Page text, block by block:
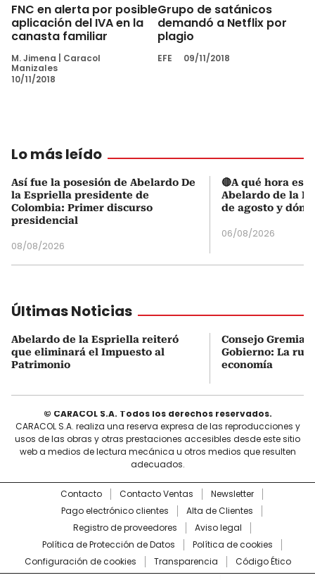
FNC en alerta por posible
aplicación del IVA en la
canasta familiar
M. Jimena
Caracol
Manizales
10/11/2018
Grupo de satánicos
demandó a Netflix por
plagio
EFE 09/11/2018
Lo más leído
Así fue la posesión de Abelardo De
la Espriella presidente de
Colombia: Primer discurso
presidencial
08/08/2026
🔴A qué hora es
Abelardo de la
de agosto y
06/08/2026
Últimas Noticias
Abelardo de la Espriella reiteró
que eliminará el Impuesto al
Patrimonio
Consejo Gremial
Gobierno: La
economía
© CARACOL S.A. Todos los derechos reservados.
CARACOL S.A. realiza una reserva expresa de las reproducciones y
usos de las obras y otras prestaciones accesibles desde este sitio
web a medios de lectura mecánica u otros medios que resulten
adecuados.
Contacto Contacto Ventas
Newsletter
Pago electrónico clientes
Alta de Clientes
Registro de proveedores
Aviso legal
Política de Protección de Datos
Política de cookies
Configuración de cookies
Transparencia Código Ético